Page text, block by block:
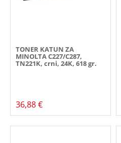
TONER KATUN ZA
MINOLTA C227/C287,
TN221K, crni, 24K, 618 gr.
36,88 €